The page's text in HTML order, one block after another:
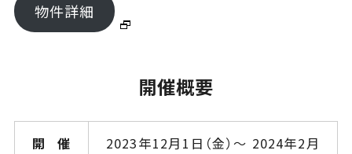
物件詳細
開催概要
開催
2023年12月1日（金）～ 2024年2月